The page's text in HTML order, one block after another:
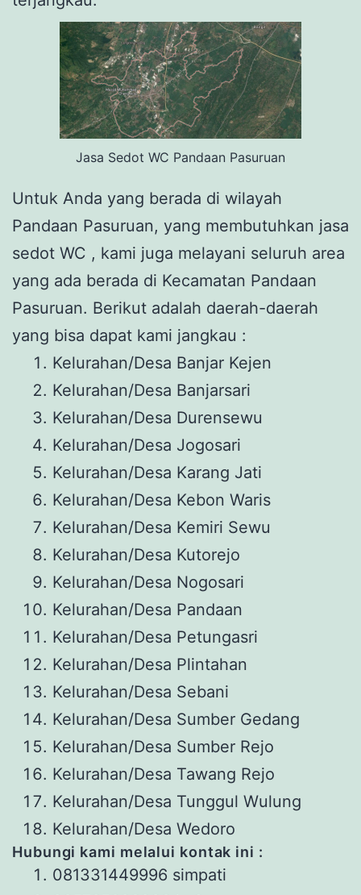
Jasa Sedot WC Pandaan Pasuruan
Untuk Anda yang berada di wilayah
Pandaan Pasuruan, yang membutuhkan jasa
sedot WC , kami juga melayani seluruh area
yang ada berada di Kecamatan Pandaan
Pasuruan. Berikut adalah daerah-daerah
yang bisa dapat kami jangkau :
Kelurahan/Desa Banjar Kejen
Kelurahan/Desa Banjarsari
Kelurahan/Desa Durensewu
Kelurahan/Desa Jogosari
Kelurahan/Desa Karang Jati
Kelurahan/Desa Kebon Waris
Kelurahan/Desa Kemiri Sewu
Kelurahan/Desa Kutorejo
Kelurahan/Desa Nogosari
Kelurahan/Desa Pandaan
Kelurahan/Desa Petungasri
Kelurahan/Desa Plintahan
Kelurahan/Desa Sebani
Kelurahan/Desa Sumber Gedang
Kelurahan/Desa Sumber Rejo
Kelurahan/Desa Tawang Rejo
Kelurahan/Desa Tunggul Wulung
Kelurahan/Desa Wedoro
Hubungi kami melalui kontak ini :
081331449996 simpati